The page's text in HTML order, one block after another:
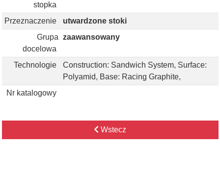
stopka
Przeznaczenie
utwardzone stoki
Grupa
docelowa
zaawansowany
Technologie
Construction: Sandwich System, Surface:
Polyamid, Base: Racing Graphite,
Nr katalogowy
Wstecz